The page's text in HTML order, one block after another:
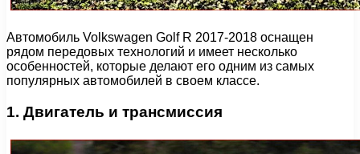
Автомобиль Volkswagen Golf R 2017-2018 оснащен
рядом передовых технологий и имеет несколько
особенностей, которые делают его одним из самых
популярных автомобилей в своем классе.
1. Двигатель и трансмиссия